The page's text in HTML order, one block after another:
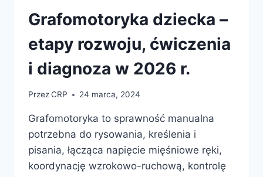
Grafomotoryka dziecka –
etapy rozwoju, ćwiczenia
i diagnoza w 2026 r.
PrzezCRP 24 marca, 2024
Grafomotoryka to sprawność manualna
potrzebna do rysowania, kreślenia i
pisania, łącząca napięcie mięśniowe ręki,
koordynację wzrokowo-ruchową, kontrolę